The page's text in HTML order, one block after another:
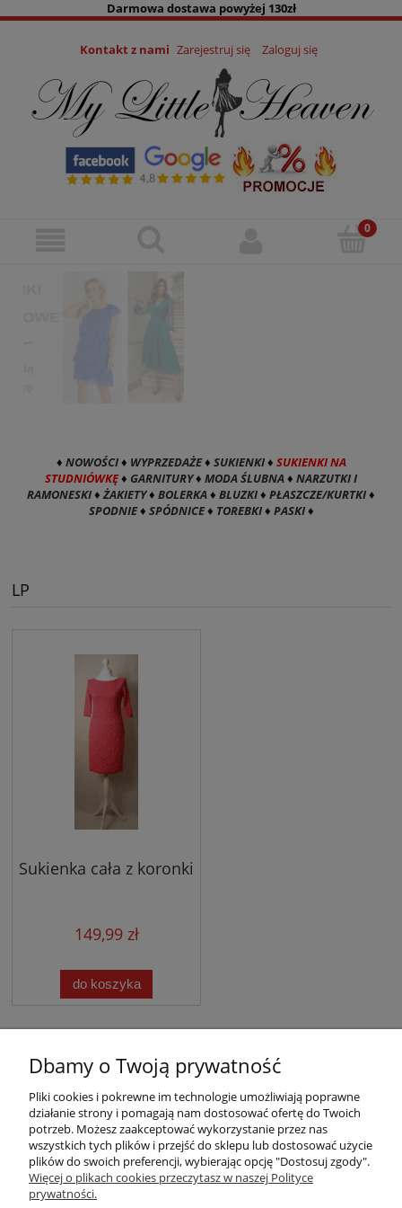
Darmowa dostawa powyżej 130zł
Kontakt z nami Zarejestruj się Zaloguj się
♦ NOWOŚCI♦ WYPRZEDAŻE♦ SUKIENKI♦ SUKIENKI NA
STUDNIÓWKĘ♦ GARNITURY♦ MODA ŚLUBNA♦ NARZUTKI I
RAMONESKI♦ŻAKIETY♦ BOLERKA♦ BLUZKI♦ PŁASZCZE/KURTKI♦
SPODNIE♦ SPÓDNICE♦ TOREBKI♦ PASKI♦
LP
Sukienka cała z koronki
149,99 zł
do koszyka
Warunki zakupów
Dbamy o Twoją prywatność
Pliki cookies i pokrewne im technologie umożliwiają poprawne
działanie strony i pomagają nam dostosować ofertę do Twoich
potrzeb. Możesz zaakceptować wykorzystanie przez nas
wszystkich tych plików i przejść do sklepu lub dostosować użycie
plików do swoich preferencji, wybierając opcję "Dostosuj zgody".
Więcej o plikach cookies przeczytasz w naszej Polityce
prywatności.